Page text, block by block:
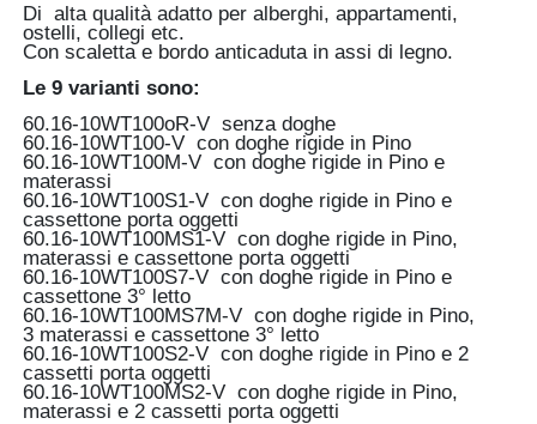
Di alta qualità adatto per alberghi, appartamenti,
ostelli, collegi etc.
Con scaletta e bordo anticaduta in assi di legno.
Le 9 varianti sono:
60.16-10WT100oR-V senza doghe
60.16-10WT100-V con doghe rigide in Pino
60.16-10WT100M-V con doghe rigide in Pino e
materassi
60.16-10WT100S1-V con doghe rigide in Pino e
cassettone porta oggetti
60.16-10WT100MS1-V con doghe rigide in Pino,
materassi e cassettone porta oggetti
60.16-10WT100S7-V con doghe rigide in Pino e
cassettone 3° letto
60.16-10WT100MS7M-V con doghe rigide in Pino,
3 materassi e cassettone 3° letto
60.16-10WT100S2-V con doghe rigide in Pino e 2
cassetti porta oggetti
60.16-10WT100MS2-V con doghe rigide in Pino,
materassi e 2 cassetti porta oggetti